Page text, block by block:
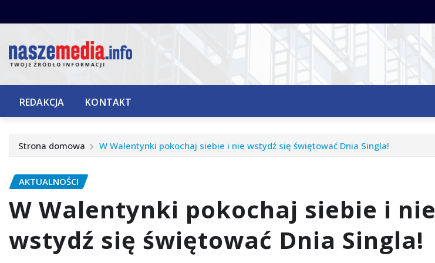
do
REDAKCJA KONTAKT
Strona domowa W Walentynki pokochaj siebie i nie wstydź się świętować Dnia Singla!
AKTUALNOŚCI
W Walentynki pokochaj siebie i nie
wstydź się świętować Dnia Singla!